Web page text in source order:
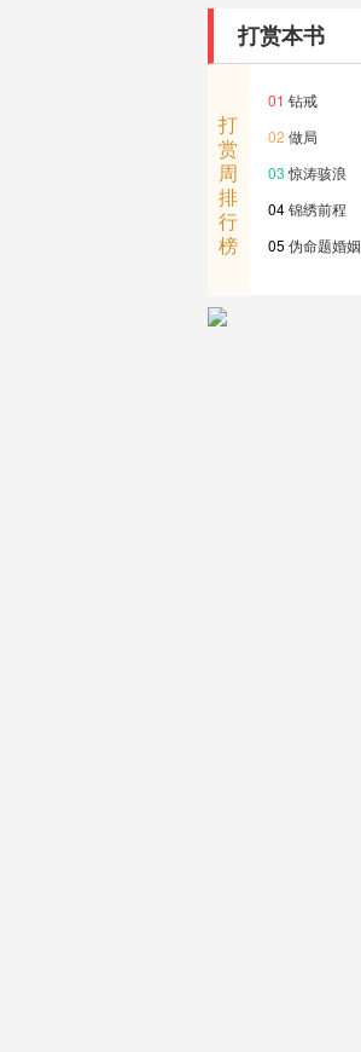
打赏本书
打
赏
周
排
行
榜
01 钻戒
02 做局
03 惊涛骇浪
04锦绣前程
05 伪命题婚姻